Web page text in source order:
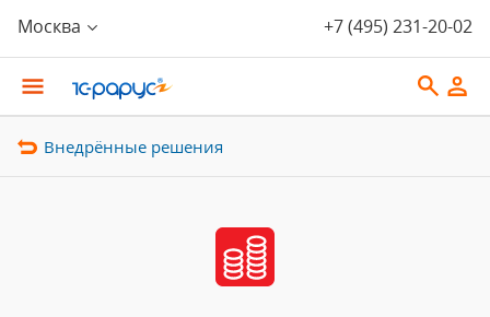
Москва +7 (495) 231-20-02
Внедрённые решения